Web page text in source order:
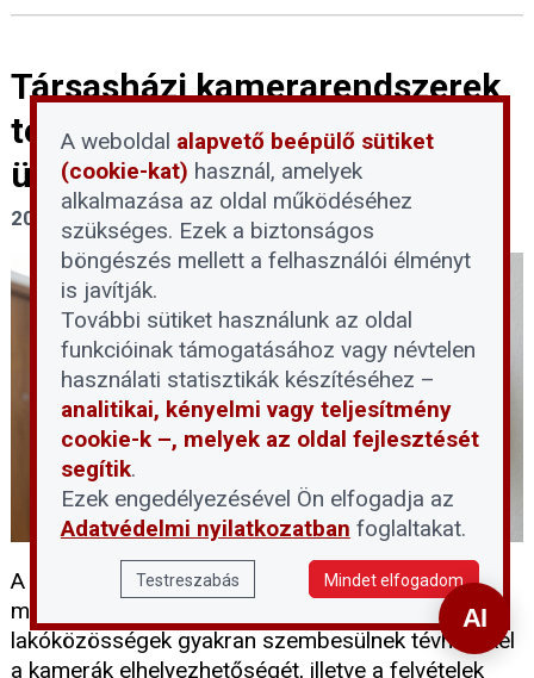
Társasházi kamerarendszerek
telepítésének és
üzemeltetésének feltételei
2026. május 18.
A társasházi kamerarendszerek kiépítése és
működtetése szigorú szabályozáshoz kötött. A
lakóközösségek gyakran szembesülnek tévhitekkel
a kamerák elhelyezhetőségét, illetve a felvételek
A weboldal alapvető beépülő sütiket
(cookie-kat) használ, amelyek
alkalmazása az oldal működéséhez
szükséges. Ezek a biztonságos
böngészés mellett a felhasználói élményt
is javítják.
További sütiket használunk az oldal
funkcióinak támogatásához vagy névtelen
használati statisztikák készítéséhez –
analitikai, kényelmi vagy teljesítmény
cookie-k –, melyek az oldal fejlesztését
segítik.
Ezek engedélyezésével Ön elfogadja az
Adatvédelmi nyilatkozatban foglaltakat.
Testreszabás Mindet elfogadom